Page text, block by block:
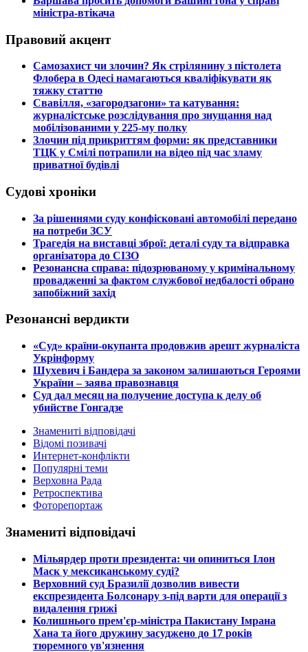
міністра-втікача
Правовий акцент
​Самозахист чи злочин? Як стрілянину з пістолета
Флобера в Одесі намагаються кваліфікувати як
тяжку статтю
​Свавілля, «загородзагони» та катування:
журналістське розслідування про знущання над
мобілізованими у 225-му полку
​Злочин під прикриттям форми: як представники
ТЦК у Смілі потрапили на відео під час зламу
приватної будівлі
Судові хроніки
​За рішеннями суду конфісковані автомобілі передано
на потреби ЗСУ
​Трагедія на виставці зброї: деталі суду та відправка
організатора до СІЗО
​Резонансна справа: підозрюваному у кримінальному
провадженні за фактом службової недбалості обрано
запобіжний захід
Резонансні вердикти
​«Суд» країни-окупанта продовжив арешт журналіста
Укрінформу
Шухевич і Бандера за законом залишаються Героями
України – заява правознавця
Суд дал месяц на получение доступа к делу об
убийстве Гонгадзе
Знамениті відповідачі
Відомі позивачі
Интернет-конфлікти
Популярні теми
Верховна Рада
Ретроспектива
Фоторепортаж
Знамениті відповідачі
​Мільярдер проти президента: чи опиниться Ілон
Маск у мексиканському суді?
​Верховний суд Бразилії дозволив вивести
експрезидента Болсонару з-під варти для операції з
видалення грижі
​Колишнього прем'єр-міністра Пакистану Імрана
Хана та його дружину засуджено до 17 років
тюремного ув'язнення